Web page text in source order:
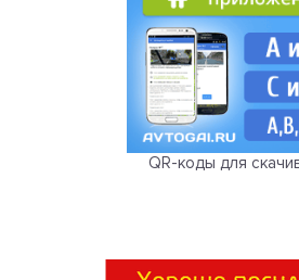
QR-коды для